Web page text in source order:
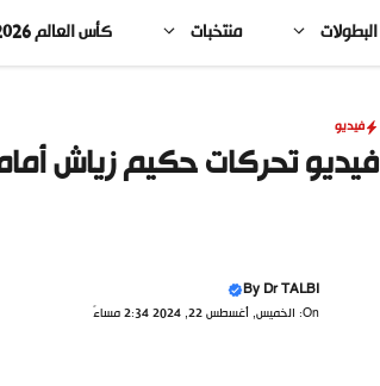
البطولات منتخبات كأس العالم 2026
فيديو
فيديو تحركات حكيم زياش
ByDr TALBI
On: الخميس, أغسطس 22, 2024 2:34 مساءً